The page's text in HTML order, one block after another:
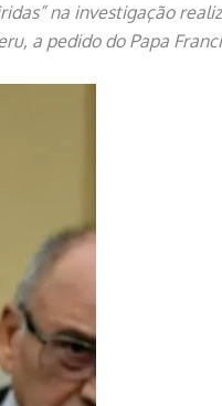
na investigação
a pedido do Papa